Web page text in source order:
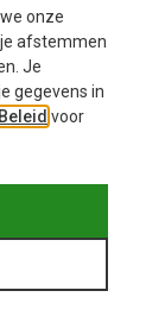
onze
afstemmen
Je
gegevens in
voor